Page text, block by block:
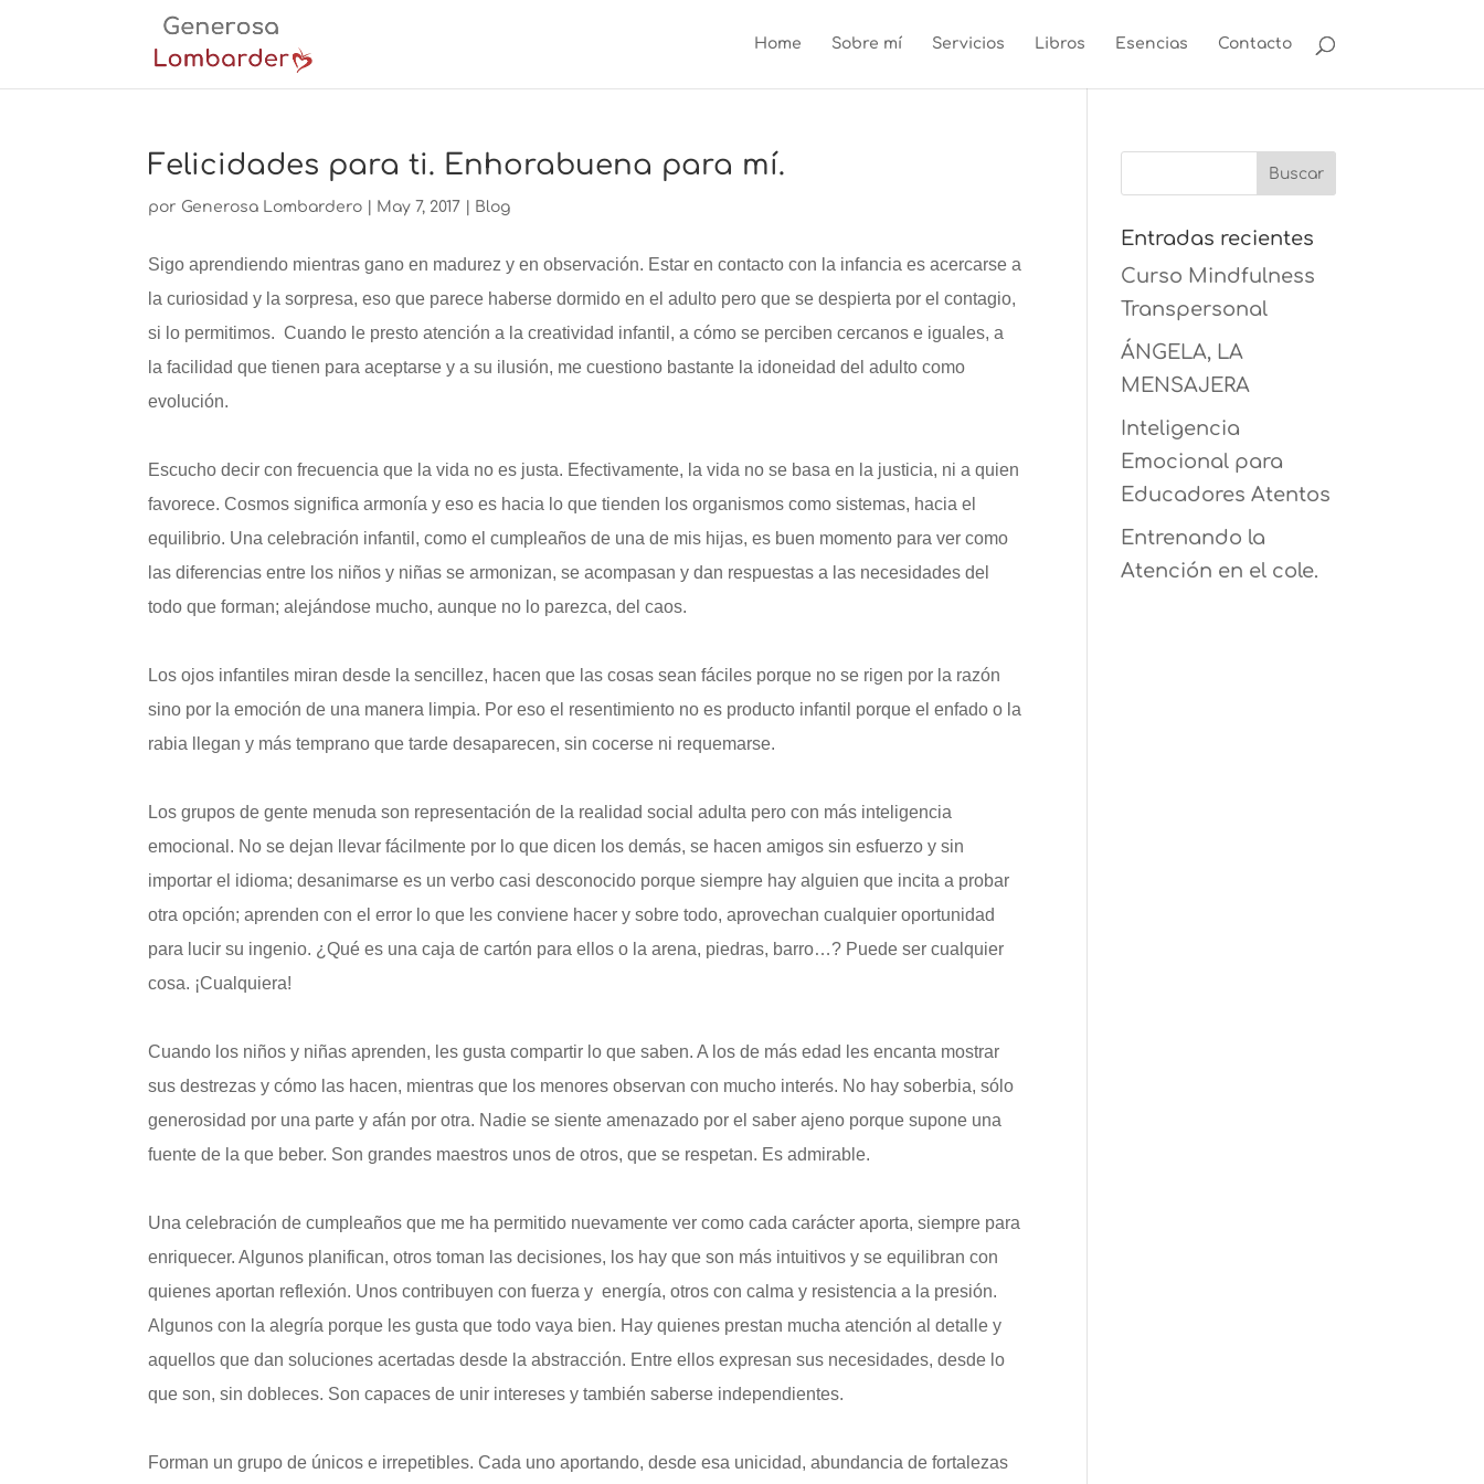
Home Sobre mí Servicios Libros Esencias Contacto
Felicidades para ti. Enhorabuena para mí.
por Generosa Lombardero May 7, 2017 Blog
Sigo aprendiendo mientras gano en madurez y en observación. Estar en contacto con la infancia es acercarse a
la curiosidad y la sorpresa, eso que parece haberse dormido en el adulto pero que se despierta por el contagio,
si lo permitimos. Cuando le presto atención a la creatividad infantil, a cómo se perciben cercanos e iguales, a
la facilidad que tienen para aceptarse y a su ilusión, me cuestiono bastante la idoneidad del adulto como
evolución.
Escucho decir con frecuencia que la vida no es justa. Efectivamente, la vida no se basa en la justicia, ni a quien
favorece. Cosmos significa armonía y eso es hacia lo que tienden los organismos como sistemas, hacia el
equilibrio. Una celebración infantil, como el cumpleaños de una de mis hijas, es buen momento para ver como
las diferencias entre los niños y niñas se armonizan, se acompasan y dan respuestas a las necesidades del
todo que forman; alejándose mucho, aunque no lo parezca, del caos.
Los ojos infantiles miran desde la sencillez, hacen que las cosas sean fáciles porque no se rigen por la razón
sino por la emoción de una manera limpia. Por eso el resentimiento no es producto infantil porque el enfado o la
rabia llegan y más temprano que tarde desaparecen, sin cocerse ni requemarse.
Los grupos de gente menuda son representación de la realidad social adulta pero con más inteligencia
emocional. No se dejan llevar fácilmente por lo que dicen los demás, se hacen amigos sin esfuerzo y sin
importar el idioma; desanimarse es un verbo casi desconocido porque siempre hay alguien que incita a probar
otra opción; aprenden con el error lo que les conviene hacer y sobre todo, aprovechan cualquier oportunidad
para lucir su ingenio. ¿Qué es una caja de cartón para ellos o la arena, piedras, barro…? Puede ser cualquier
cosa. ¡Cualquiera!
Cuando los niños y niñas aprenden, les gusta compartir lo que saben. A los de más edad les encanta mostrar
sus destrezas y cómo las hacen, mientras que los menores observan con mucho interés. No hay soberbia, sólo
generosidad por una parte y afán por otra. Nadie se siente amenazado por el saber ajeno porque supone una
fuente de la que beber. Son grandes maestros unos de otros, que se respetan. Es admirable.
Una celebración de cumpleaños que me ha permitido nuevamente ver como cada carácter aporta, siempre para
enriquecer. Algunos planifican, otros toman las decisiones, los hay que son más intuitivos y se equilibran con
quienes aportan reflexión. Unos contribuyen con fuerza y energía, otros con calma y resistencia a la presión.
Algunos con la alegría porque les gusta que todo vaya bien. Hay quienes prestan mucha atención al detalle y
aquellos que dan soluciones acertadas desde la abstracción. Entre ellos expresan sus necesidades, desde lo
que son, sin dobleces. Son capaces de unir intereses y también saberse independientes.
Forman un grupo de únicos e irrepetibles. Cada uno aportando, desde esa unicidad, abundancia de fortalezas
Entradas recientes
Curso Mindfulness
Transpersonal
ÁNGELA, LA
MENSAJERA
Inteligencia
Emocional para
Educadores Atentos
Entrenando la
Atención en el cole.